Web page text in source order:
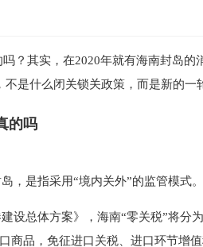
？其实，在2020年就有海南封岛
不是什么闭关锁关政策，而是新的
的吗
，是指采用“境内关外”的监管模式
设总体方案》，海南“零关税”将分
商品，免征进口关税、进口环节增